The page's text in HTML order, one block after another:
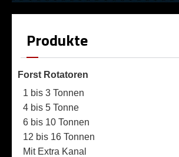
Produkte
Forst Rotatoren
1 bis 3 Tonnen
4 bis 5 Tonne
6 bis 10 Tonnen
12 bis 16 Tonnen
Mit Extra Kanal